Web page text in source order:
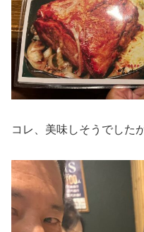
コレ、美味しそうでした